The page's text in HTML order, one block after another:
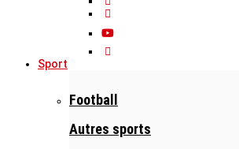
Sport
Football
Autres sports